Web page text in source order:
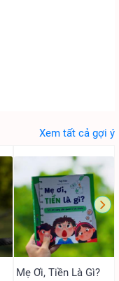
Xem tất cả gợi ý
Mẹ Ơi, Tiền Là Gì?